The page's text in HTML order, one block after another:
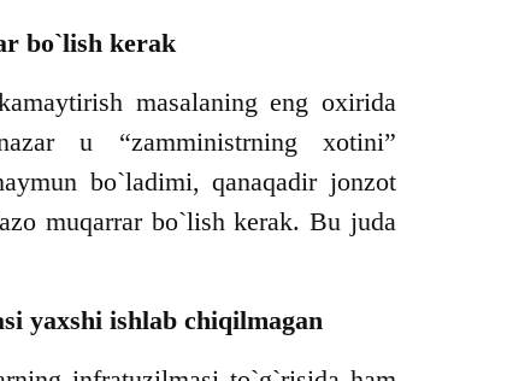
bo`lish kerak
masalaning eng oxirida
u “zamministrning xotini”
bo`ladimi, qanaqadir jonzot
muqarrar bo`lish kerak. Bu juda
yaxshi ishlab chiqilmagan